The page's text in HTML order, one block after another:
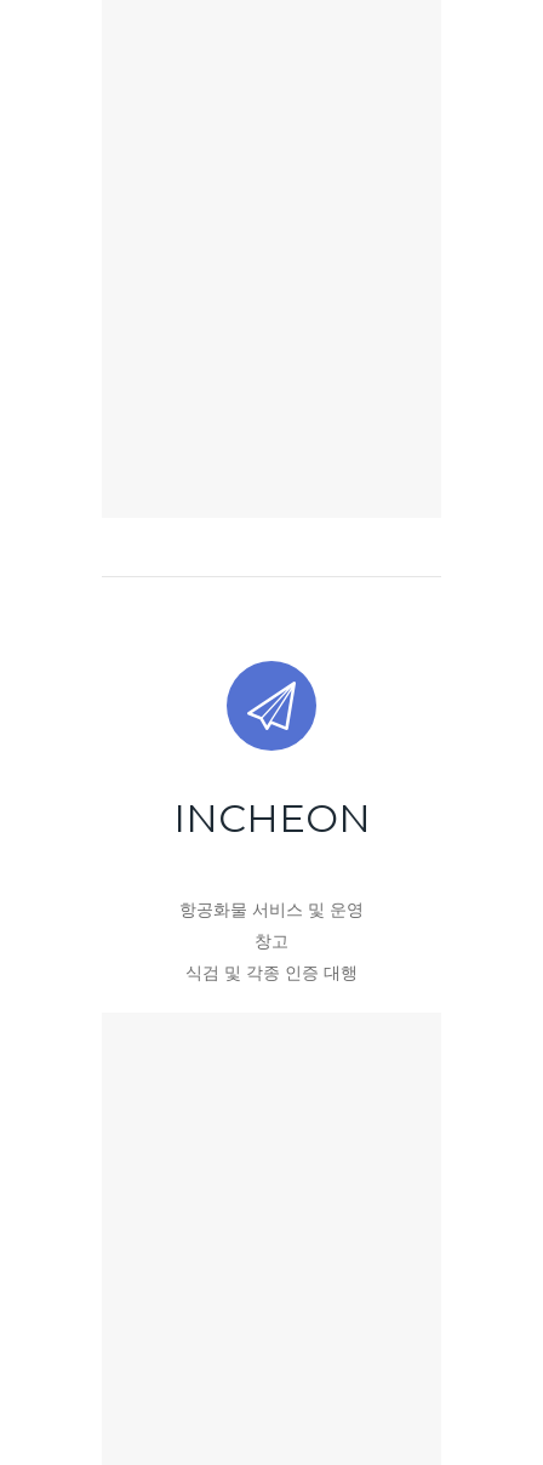
INCHEON
항공화물 서비스 및 운영
창고
식검 및 각종 인증 대행